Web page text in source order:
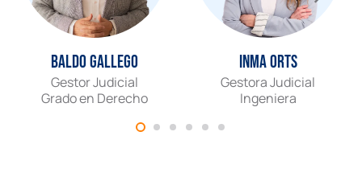
Baldo Gallego
Gestor Judicial
Grado en Derecho
Inma Orts
Gestora Judicial
Ingeniera